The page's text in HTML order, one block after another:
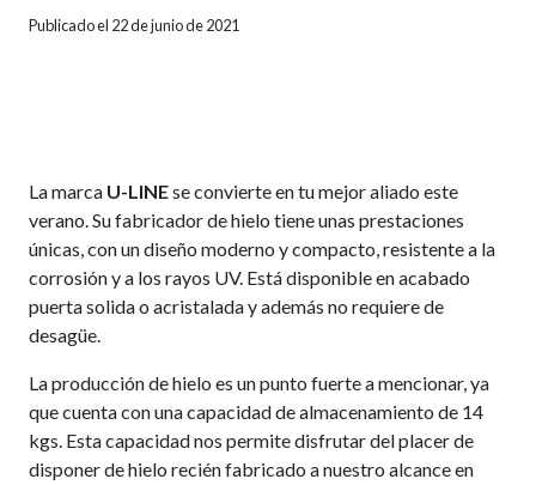
Publicado el 22 de junio de 2021
La marca U-LINEse convierte en tu mejor aliado este
verano. Su fabricador de hielo tiene unas prestaciones
únicas, con un diseño moderno y compacto, resistente a la
corrosión y a los rayos UV. Está disponible en acabado
puerta solida o acristalada y además no requiere de
desagüe.
La producción de hielo es un punto fuerte a mencionar, ya
que cuenta con una capacidad de almacenamiento de 14
kgs. Esta capacidad nos permite disfrutar del placer de
disponer de hielo recién fabricado a nuestro alcance en